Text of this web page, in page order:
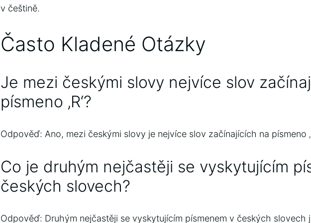
v češtině.
Často Kladené Otázky
Je mezi českými slovy nejvíce slov
písmeno ‚R‘?
Odpověď: Ano, mezi českými slovy je nejvíce slov začínajících na písmeno
Co je druhým nejčastěji se vyskytujícím
českých slovech?
Odpověď: Druhým nejčastěji se vyskytujícím písmenem v českých slovech je